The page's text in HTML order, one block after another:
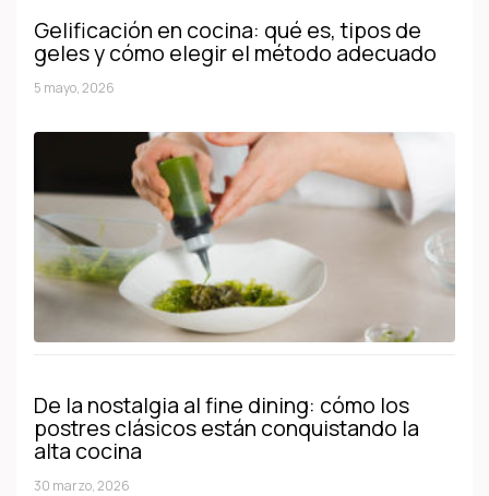
Gelificación en cocina: qué es, tipos de
geles y cómo elegir el método adecuado
5 mayo, 2026
De la nostalgia al fine dining: cómo los
postres clásicos están conquistando la
alta cocina
30 marzo, 2026